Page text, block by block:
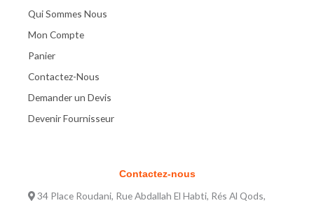
Qui Sommes Nous
Mon Compte
Panier
Contactez-Nous
Demander un Devis
Devenir Fournisseur
Contactez-nous
34 Place Roudani, Rue Abdallah El Habti, Rés Al Qods,